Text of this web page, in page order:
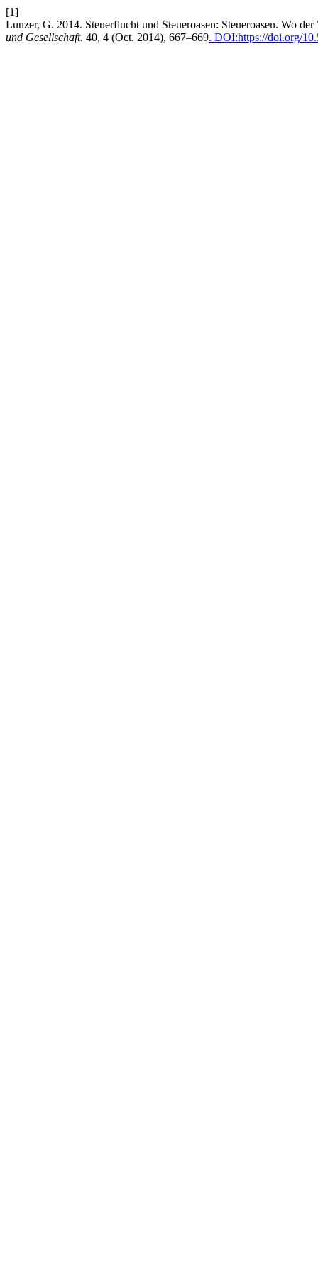
[1]
Lunzer, G. 2014. Steuerflucht und Steueroasen: Steueroasen. Wo
und Gesellschaft. 40, 4 (Oct. 2014), 667–669. DOI:https://doi.org/